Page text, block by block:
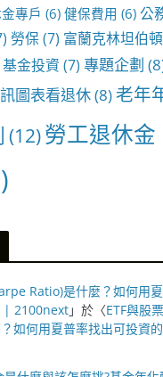
專戶 (6) 健保費用 (6) 公
勞保(7) 富蘭克林坦伯
基金投資 (7) 專題企劃
圖表看退休(8)老年
(12)勞工退休金
Ratio)是什麼？如何用
| 2100next」於〈ETF與股
如何用夏普率找出可投資